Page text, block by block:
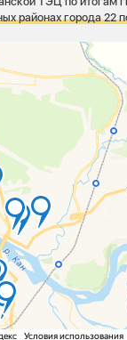
районах города 22